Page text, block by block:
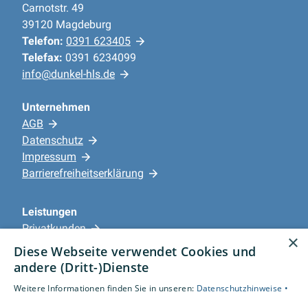
Carnotstr. 49
39120 Magdeburg
Telefon: 0391 623405
Telefax: 0391 6234099
info@dunkel-hls.de
Unternehmen
AGB
Datenschutz
Impressum
Barrierefreiheitserklärung
Leistungen
Privatkunden
Gewerbekunden
Karriere
Unternehmen
×
Diese Webseite verwendet Cookies und
andere (Dritt-)Dienste
Weitere Informationen finden Sie in unseren: Datenschutzhinweise •